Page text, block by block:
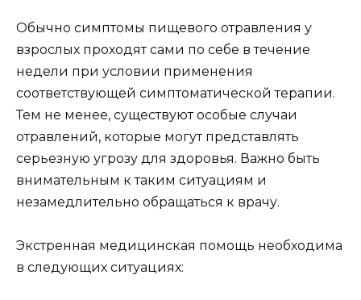
Обычно симптомы пищевого отравления у
взрослых проходят сами по себе в течение
недели при условии применения
соответствующей симптоматической терапии.
Тем не менее, существуют особые случаи
отравлений, которые могут представлять
серьезную угрозу для здоровья. Важно быть
внимательным к таким ситуациям и
незамедлительно обращаться к врачу.
Экстренная медицинская помощь необходима
в следующих ситуациях: